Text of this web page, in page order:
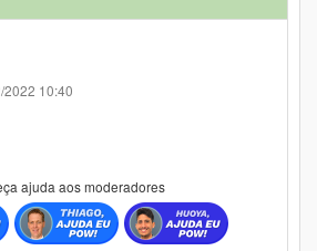
2022 10:40
ajuda aos moderadores